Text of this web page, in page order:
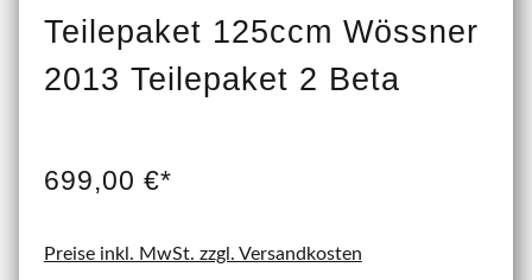
Teilepaket 125ccm Wössner
2013 Teilepaket 2 Beta
699,00 €*
Preise inkl. MwSt. zzgl. Versandkosten